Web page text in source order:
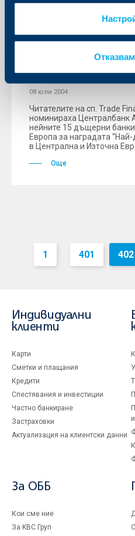
Райфайзен Груп
за “Най-добра
Централна и
08 юли 2004
Читателите на сп. Trade
номинираха Централбанк
нейните 15 дъщерни
Европа за наградата
в Централна и Източна
Още
1 ... 401 402
Индивидуални
клиенти
Карти
Сметки и плащания
Кредити
Спестявания и инвестиции
Частно банкиране
Застраховки
Актуализация на клиентски данни
За ОББ
Кои сме ние
За KBC Груп